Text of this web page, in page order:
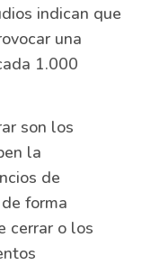
indican que
una
1.000
son los
la
de
forma
cerrar o los